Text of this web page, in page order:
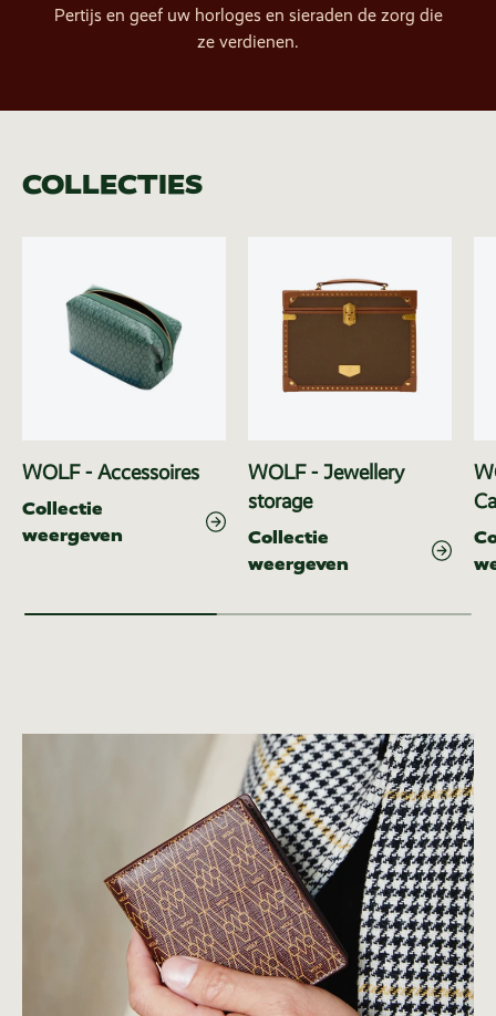
Pertijs en geef uw horloges en sieraden de zorg die
ze verdienen.
COLLECTIES
WOLF - Accessoires
Collectie
weergeven
WOLF - Jewellery
storage
Collectie
weergeven